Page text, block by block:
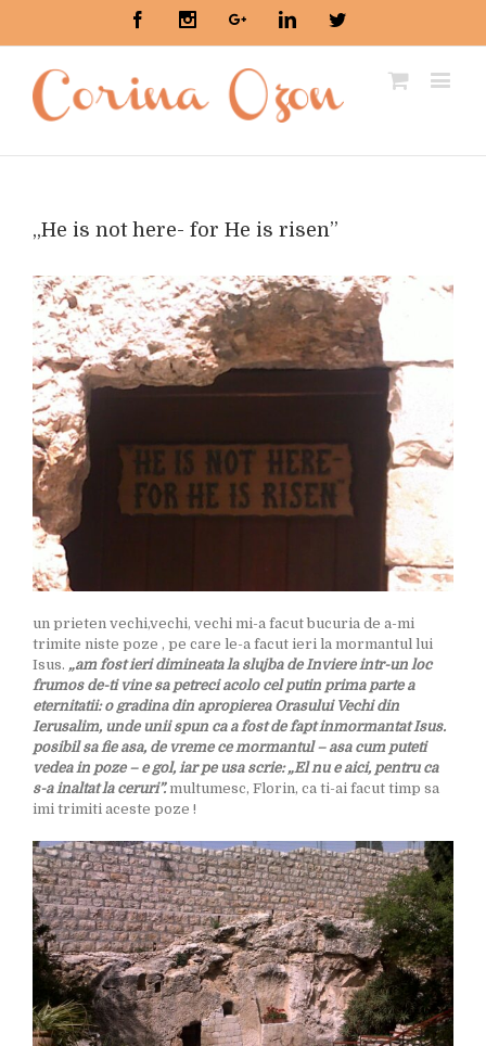
FacebookInstagramGoogle+LinkedinTwitter
„He is not here- for He is risen”
un prieten vechi,vechi, vechi mi-a facut bucuria de a-mi
trimite niste poze , pe care le-a facut ieri la mormantul lui
Isus. „am fost ieri dimineata la slujba de Inviere intr-un loc
frumos de-ti vine sa petreci acolo cel putin prima parte a
eternitatii: o gradina din apropierea Orasului Vechi din
Ierusalim, unde unii spun ca a fost de fapt inmormantat Isus.
posibil sa fie asa, de vreme ce mormantul – asa cum puteti
vedea in poze – e gol, iar pe usa scrie: „El nu e aici, pentru ca
s-a inaltat la ceruri”. multumesc, Florin, ca ti-ai facut timp sa
imi trimiti aceste poze !